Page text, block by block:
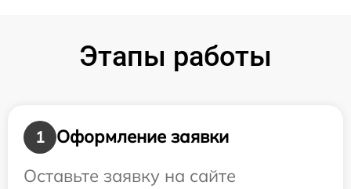
Этапы работы
1
Оформление заявки
Оставьте заявку на сайте